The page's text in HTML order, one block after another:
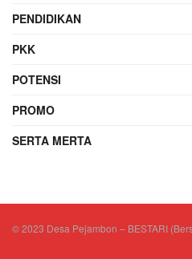
PENDIDIKAN
PKK
POTENSI
PROMO
SERTA MERTA
© 2023 Desa Pejambon – BESTARI